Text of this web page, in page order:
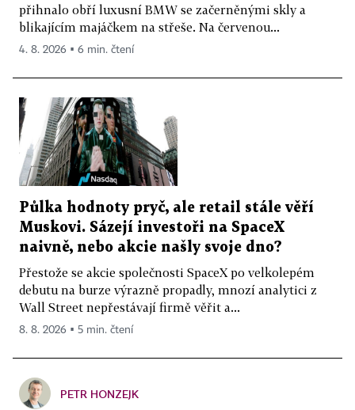
přihnalo obří luxusní BMW se začerněnými skly a
blikajícím majáčkem na střeše. Na červenou...
4. 8. 2026 ▪ 6 min. čtení
Půlka hodnoty pryč, ale retail stále věří
Muskovi. Sázejí investoři na SpaceX
naivně, nebo akcie našly svoje dno?
Přestože se akcie společnosti SpaceX po velkolepém
debutu na burze výrazně propadly, mnozí analytici z
Wall Street nepřestávají firmě věřit a...
8. 8. 2026 ▪ 5 min. čtení
PETR HONZEJK